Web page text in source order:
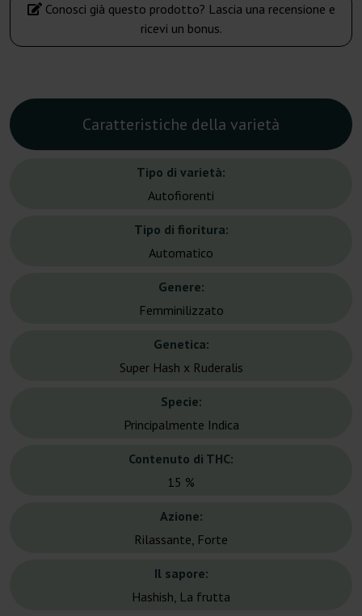
Conosci già questo prodotto? Lascia una recensione e
ricevi un bonus.
Caratteristiche della varietà
Tipo di varietà:
Autofiorenti
Tipo di fioritura:
Automatico
Genere:
Femminilizzato
Genetica:
Super Hash x Ruderalis
Specie:
Principalmente Indica
Contenuto di THC:
15 %
Azione:
Rilassante, Forte
Il sapore:
Hashish, La frutta